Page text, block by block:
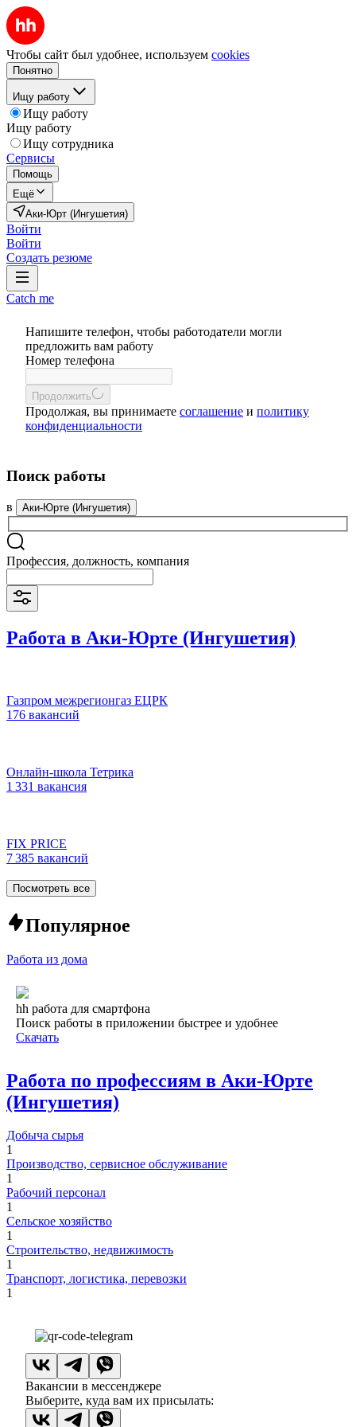
Чтобы сайт был удобнее, используем cookies
Понятно
Ищу работу
Ищу работу
Ищу работу
Ищу сотрудника
Сервисы
Помощь
Ещё
Аки-Юрт (Ингушетия)
Войти
Войти
Создать резюме
Catch me
Напишите телефон, чтобы работодатели могли
предложить вам работу
Номер телефона
Продолжить
Продолжая, вы принимаете соглашение и политику
конфиденциальности
Поиск работы
в Аки-Юрте (Ингушетия)
Профессия, должность, компания
Работа в Аки-Юрте (Ингушетия)
Газпром межрегионгаз ЕЦРК
176 вакансий
Онлайн-школа Тетрика
1 331 вакансия
FIX PRICE
7 385 вакансий
Посмотреть все
Популярное
Работа из дома
hh работа для смартфона
Поиск работы в приложении быстрее и удобнее
Скачать
Работа по профессиям в Аки-Юрте
(Ингушетия)
Добыча сырья
1
Производство, сервисное обслуживание
1
Рабочий персонал
1
Сельское хозяйство
1
Строительство, недвижимость
1
Транспорт, логистика, перевозки
1
Вакансии в мессенджере
Выберите, куда вам их присылать: